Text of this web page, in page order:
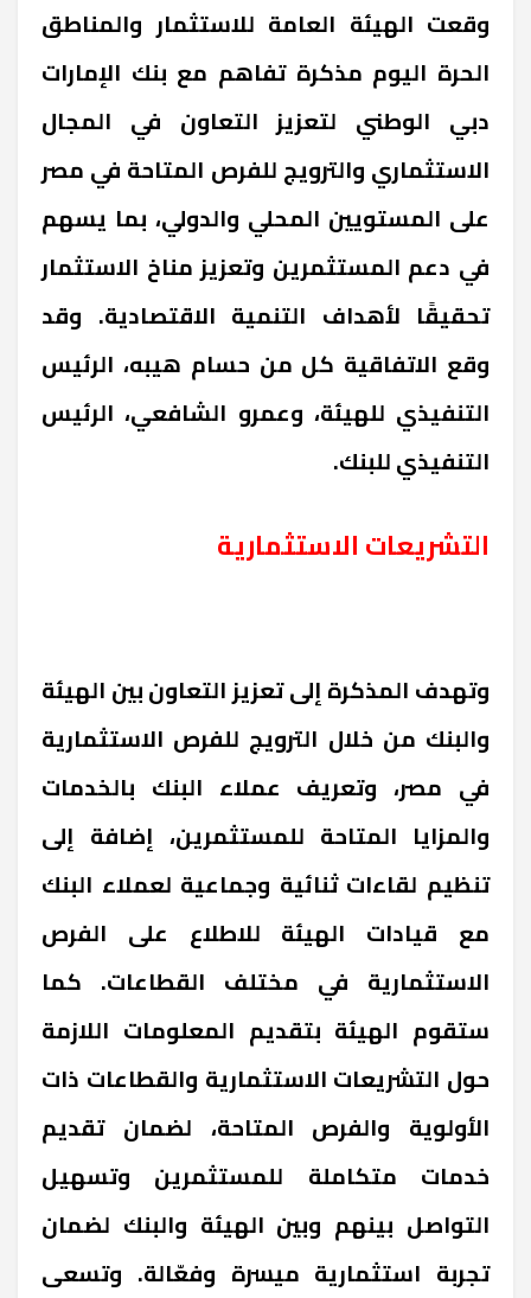
وقعت الهيئة العامة للاستثمار والمناطق
الحرة اليوم مذكرة تفاهم مع بنك الإمارات
دبي الوطني لتعزيز التعاون في المجال
الاستثماري والترويج للفرص المتاحة في مصر
على المستويين المحلي والدولي، بما يسهم
في دعم المستثمرين وتعزيز مناخ الاستثمار
تحقيقًا لأهداف التنمية الاقتصادية. وقد
وقع الاتفاقية كل من حسام هيبه، الرئيس
التنفيذي للهيئة، وعمرو الشافعي، الرئيس
التنفيذي للبنك.
التشريعات الاستثمارية
وتهدف المذكرة إلى تعزيز التعاون بين الهيئة
والبنك من خلال الترويج للفرص الاستثمارية
في مصر، وتعريف عملاء البنك بالخدمات
والمزايا المتاحة للمستثمرين، إضافة إلى
تنظيم لقاءات ثنائية وجماعية لعملاء البنك
مع قيادات الهيئة للاطلاع على الفرص
الاستثمارية في مختلف القطاعات. كما
ستقوم الهيئة بتقديم المعلومات اللازمة
حول التشريعات الاستثمارية والقطاعات ذات
الأولوية والفرص المتاحة، لضمان تقديم
خدمات متكاملة للمستثمرين وتسهيل
التواصل بينهم وبين الهيئة والبنك لضمان
تجربة استثمارية ميسرة وفعّالة. وتسعى